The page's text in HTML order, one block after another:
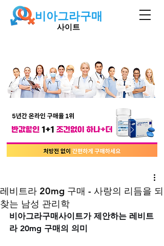
비아그라구매
사이트
레비트라 20mg 구매 - 사랑의 리듬을 되
찾는 남성 관리학
비아그라구매사이트가 제안하는 레비트
라 20mg 구매의 의미